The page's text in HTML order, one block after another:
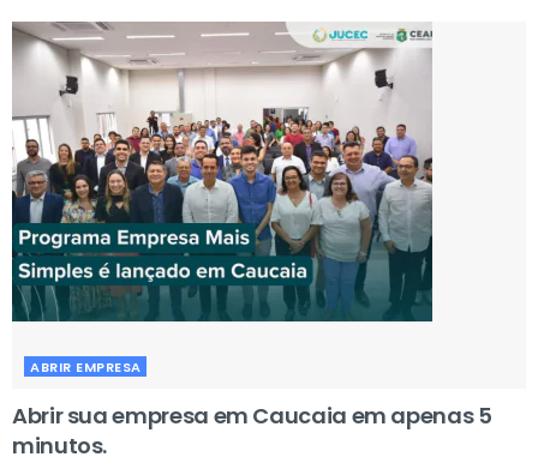
ABRIR EMPRESA
Abrir sua empresa em Caucaia em apenas 5
minutos.